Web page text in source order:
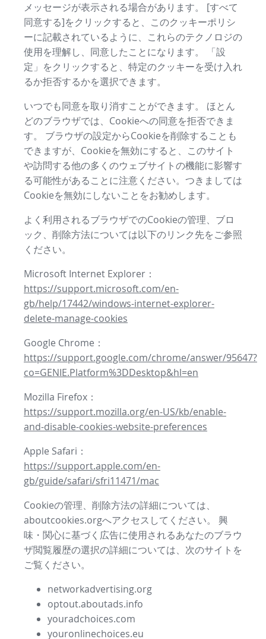
メッセージが表示される場合があります。 [すべて
同意する]をクリックすると、このクッキーポリシ
ーに記載されているように、これらのテクノロジの
使用を理解し、同意したことになります。 「設
定」をクリックすると、特定のクッキーを受け入れ
るか拒否するかを選択できます。
いつでも同意を取り消すことができます。 ほとん
どのブラウザでは、Cookieへの同意を拒否できま
す。 ブラウザの設定からCookieを削除することも
できますが、Cookieを無効にすると、このサイト
や訪問する他の多くのウェブサイトの機能に影響す
る可能性があることに注意ください。つきましては
Cookieを無効にしないことをお勧めします。
よく利用されるブラウザでのCookieの管理、ブロ
ック、削除方法については以下のリンク先をご参照
ください。
Microsoft Internet Explorer：
https://support.microsoft.com/en-
gb/help/17442/windows-internet-explorer-
delete-manage-cookies
Google Chrome：
https://support.google.com/chrome/answer/95647?
co=GENIE.Platform%3DDesktop&hl=en
Mozilla Firefox：
https://support.mozilla.org/en-US/kb/enable-
and-disable-cookies-website-preferences
Apple Safari：
https://support.apple.com/en-
gb/guide/safari/sfri11471/mac
Cookieの管理、削除方法の詳細については、
aboutcookies.orgへアクセスしてください。 興
味・関心に基づく広告に使用されるあなたのブラウ
ザ閲覧履歴の選択の詳細については、次のサイトを
ご覧ください。
networkadvertising.org
optout.aboutads.info
youradchoices.com
youronlinechoices.eu